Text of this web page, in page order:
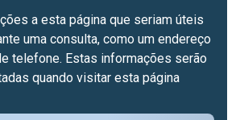
a esta página que seriam úteis
uma consulta, como um endereço
telefone. Estas informações serão
quando visitar esta página